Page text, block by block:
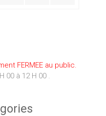
FERMEE au public.
00 à 12 H 00 .